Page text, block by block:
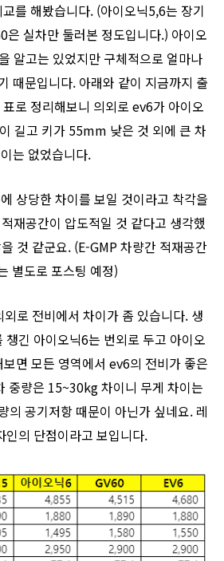
를 해봤습니다. (아이오닉5,6는 장기
은 실차만 둘러본 정도입니다.) 아이오
알고는 있었지만 구체적으로 얼마나
때문입니다. 아래와 같이 지금까지 출
로 정리해보니 의외로 ev6가 아이오
길고 키가 55mm 낮은 것 외에 큰 차
이는 없었습니다.
상당한 차이를 보일 것이라고 착각을
재공간이 압도적일 것 같다고 생각했
것 같군요. (E-GMP 차량간 적재공간
별도로 포스팅 예정)
로 전비에서 차이가 좀 있습니다. 생
챙긴 아이오닉6는 번외로 두고 아이오
면 모든 영역에서 ev6의 전비가 좋은
중량은 15~30kg 차이니 무게 차이는
의 공기저항 때문이 아닌가 싶네요. 레
인의 단점이라고 보입니다.